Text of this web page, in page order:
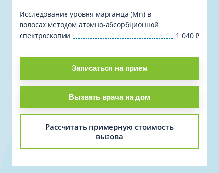
Исследование уровня марганца (Mn) в
волосах методом атомно-абсорбционной
спектроскопии
1 040 ₽
Записаться на прием
Вызвать врача на дом
Рассчитать примерную стоимость
вызова